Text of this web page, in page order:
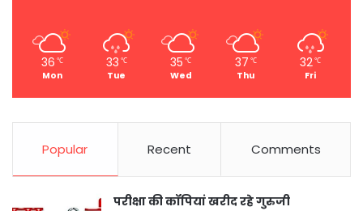
36 ℃
Mon
33 ℃
Tue
35 ℃
Wed
37 ℃
Thu
32℃
Fri
Popular Recent Comments
परीक्षा की कॉपियां खरीद रहे गुरुजी